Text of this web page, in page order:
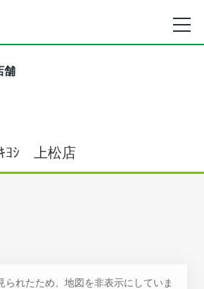
舗
ﾖｼ 上松店
られたため、地図を非表示にしていま